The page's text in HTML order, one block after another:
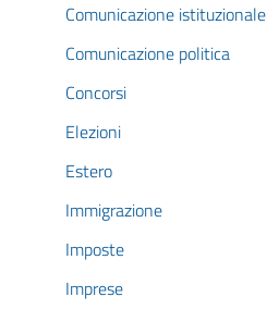
Comunicazione istituzionale
Comunicazione politica
Concorsi
Elezioni
Estero
Immigrazione
Imposte
Imprese